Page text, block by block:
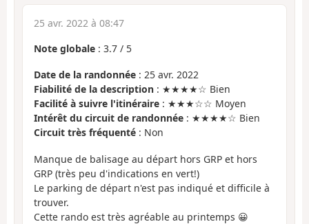
25 avr. 2022 à 08:47
Note globale : 3.7 / 5
Date de la randonnée : 25 avr. 2022
Fiabilité de la description : ★★★★☆ Bien
Facilité à suivre l'itinéraire : ★★★☆☆ Moyen
Intérêt du circuit de randonnée : ★★★★☆ Bien
Circuit très fréquenté : Non
Manque de balisage au départ hors GRP et hors
GRP (très peu d'indications en vert!)
Le parking de départ n'est pas indiqué et difficile à
trouver.
Cette rando est très agréable au printemps 😀